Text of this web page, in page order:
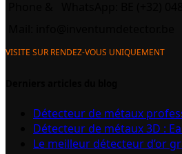
VISITE SUR RENDEZ-VOUS UNIQUEMENT
Détecteur de métaux
Détecteur de métaux 3D :
Le meilleur détecteur d’or